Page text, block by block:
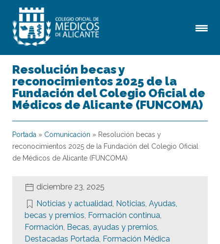
Resolución becas y
reconocimientos 2025 de la
Fundación del Colegio Oficial de
Médicos de Alicante (FUNCOMA)
Portada » Comunicación » Resolución becas y
reconocimientos 2025 de la Fundación del Colegio Oficial
de Médicos de Alicante (FUNCOMA)
diciembre 23, 2025
Noticias y actualidad, Noticias, Ayudas,
becas y premios, Formación continua,
Formación, Becas, ayudas y premios,
Destacadas Portada, Formación Médica